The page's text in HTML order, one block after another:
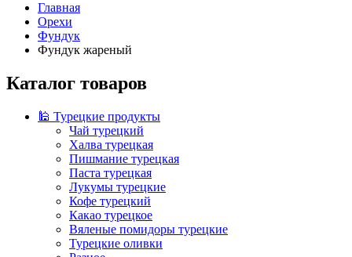
Главная
Орехи
Фундук
Фундук жареный
Каталог товаров
🕌 Турецкие продукты
Чай турецкий
Халва турецкая
Пишмание турецкая
Паста турецкая
Лукумы турецкие
Кофе турецкий
Какао турецкое
Вяленые помидоры турецкие
Турецкие оливки